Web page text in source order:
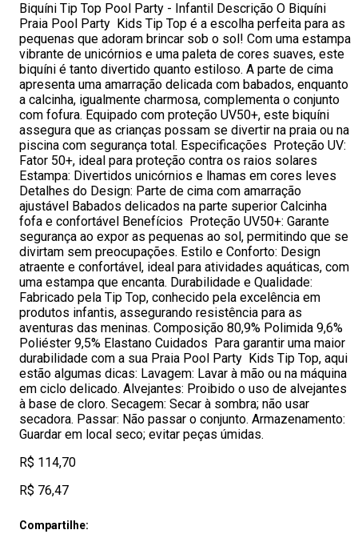
Biquíni Tip Top Pool Party - Infantil Descrição O Biquíni
Praia Pool Party Kids Tip Top é a escolha perfeita para as
pequenas que adoram brincar sob o sol! Com uma estampa
vibrante de unicórnios e uma paleta de cores suaves, este
biquíni é tanto divertido quanto estiloso. A parte de cima
apresenta uma amarração delicada com babados, enquanto
a calcinha, igualmente charmosa, complementa o conjunto
com fofura. Equipado com proteção UV50+, este biquíni
assegura que as crianças possam se divertir na praia ou na
piscina com segurança total. Especificações Proteção UV:
Fator 50+, ideal para proteção contra os raios solares
Estampa: Divertidos unicórnios e lhamas em cores leves
Detalhes do Design: Parte de cima com amarração
ajustável Babados delicados na parte superior Calcinha
fofa e confortável Benefícios Proteção UV50+: Garante
segurança ao expor as pequenas ao sol, permitindo que se
divirtam sem preocupações. Estilo e Conforto: Design
atraente e confortável, ideal para atividades aquáticas, com
uma estampa que encanta. Durabilidade e Qualidade:
Fabricado pela Tip Top, conhecido pela excelência em
produtos infantis, assegurando resistência para as
aventuras das meninas. Composição 80,9% Polimida 9,6%
Poliéster 9,5% Elastano Cuidados Para garantir uma maior
durabilidade com a sua Praia Pool Party Kids Tip Top, aqui
estão algumas dicas: Lavagem: Lavar à mão ou na máquina
em ciclo delicado. Alvejantes: Proibido o uso de alvejantes
à base de cloro. Secagem: Secar à sombra; não usar
secadora. Passar: Não passar o conjunto. Armazenamento:
Guardar em local seco; evitar peças úmidas.
R$ 114,70
R$ 76,47
Compartilhe: